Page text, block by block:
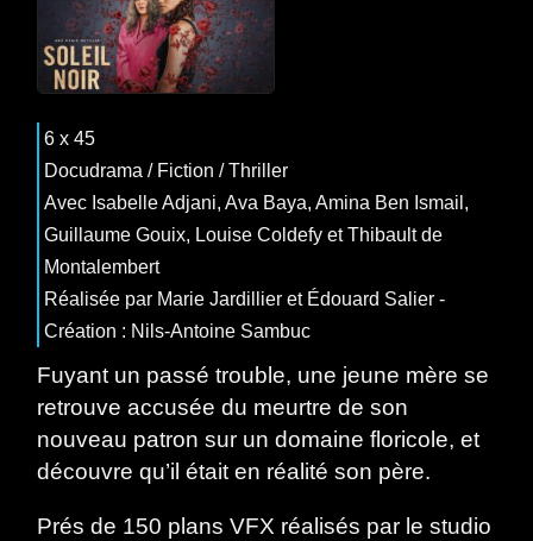
6 x 45
Docudrama / Fiction /Thriller
Avec Isabelle Adjani, Ava Baya, Amina Ben Ismail,
Guillaume Gouix, Louise Coldefy et Thibault de
Montalembert
Réalisée par Marie Jardillier et Édouard Salier -
Création : Nils-Antoine Sambuc
Fuyant un passé trouble, une jeune mère se
retrouve accusée du meurtre de son
nouveau patron sur un domaine floricole, et
découvre qu’il était en réalité son père.
Prés de 150 plans VFX réalisés par le studio